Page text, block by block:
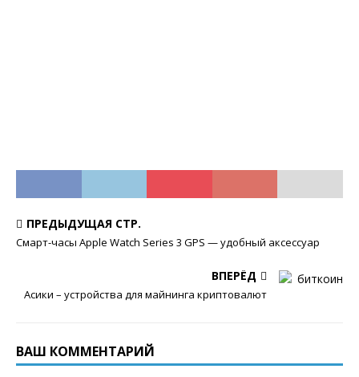
ПРЕДЫДУЩАЯ СТР.
Смарт-часы Apple Watch Series 3 GPS — удобный аксессуар
ВПЕРЁД
Асики – устройства для майнинга криптовалют
ВАШ КОММЕНТАРИЙ